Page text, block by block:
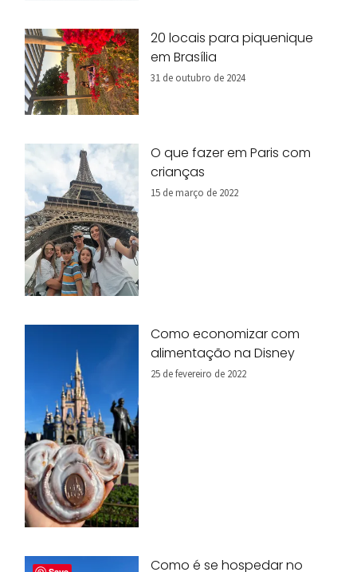
20 locais para piquenique
em Brasília
31 de outubro de 2024
O que fazer em Paris com
crianças
15 de março de 2022
Como economizar com
alimentação na Disney
25 de fevereiro de 2022
Como é se hospedar no